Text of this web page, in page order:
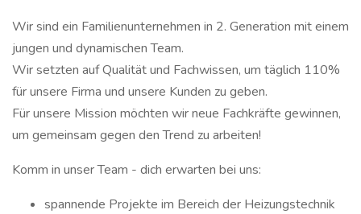
Wir sind ein Familienunternehmen in 2. Generation mit einem
jungen und dynamischen Team.
Wir setzten auf Qualität und Fachwissen, um täglich 110%
für unsere Firma und unsere Kunden zu geben.
Für unsere Mission möchten wir neue Fachkräfte gewinnen,
um gemeinsam gegen den Trend zu arbeiten!
Komm in unser Team - dich erwarten bei uns:
spannende Projekte im Bereich der Heizungstechnik